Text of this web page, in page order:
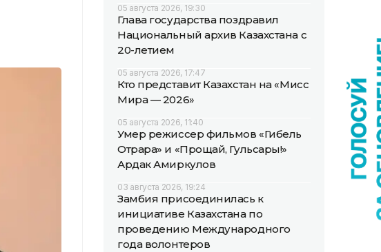
05 августа 2026, 19:30
Глава государства поздравил
Национальный архив Казахстана с
20-летием
05 августа 2026, 17:47
Кто представит Казахстан на «Мисс
Мира — 2026»
05 августа 2026, 11:40
Умер режиссер фильмов «Гибель
Отрара» и «Прощай, Гульсары!»
Ардак Амиркулов
03 августа 2026, 19:24
Замбия присоединилась к
инициативе Казахстана по
проведению Международного
года волонтеров